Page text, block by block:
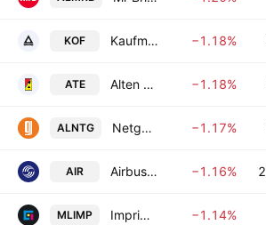
KOF Kaufman & Broad SA −1.18%
ATE Alten SA −1.18%
ALNTG Netgem SA −1.17%
AIR Airbus SE −1.16%
MLIMP Imprimerie Chirat SA −1.14%